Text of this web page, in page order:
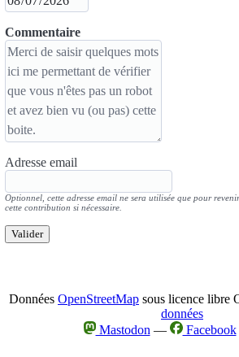
Commentaire
Adresse email
Optionnel, cette adresse email ne sera utilisée que pour
cette contribution si nécessaire.
Valider
Données OpenStreetMap sous licence
données
Mastodon — Facebook